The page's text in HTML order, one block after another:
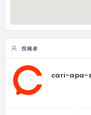
投稿者
cari-apa-